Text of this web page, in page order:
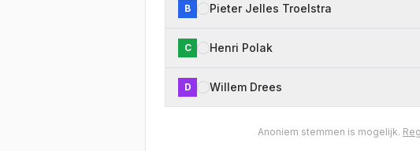
B Pieter Jelles Troelstra
C Henri Polak
D Willem Drees
Anoniem stemmen is mogelijk.